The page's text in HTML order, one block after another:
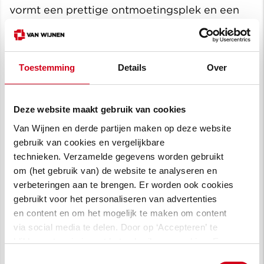
Toestemming Details Over
Deze website maakt gebruik van cookies
Van Wijnen en derde partijen maken op deze website
gebruik van cookies en vergelijkbare
technieken. Verzamelde gegevens worden gebruikt
om (het gebruik van) de website te analyseren en
verbeteringen aan te brengen. Er worden ook cookies
gebruikt voor het personaliseren van advertenties
en content en om het mogelijk te maken om content
via social media te delen. Door op ‘Accepteren’ te
klikken, stem je in met het gebruik van cookies. Een
vormt een prettige ontmoetingsplek en een
verbinding tussen de Teldersweg en het
Wiardaplantsoen.
Architectuur en inpassing
wederopbouwarchitectuur die kenmerkend is
voor Schiebroek. Door heldere volumes,
verticale accenten en subtiele horizontale
betonnen banden heeft het gebouw een
eigentijdse uitstraling, terwijl het tegelijkertijd
aansluit bij de schaal en structuur van de
buurt.
Aan de Wilgenplaslaan zorgt een